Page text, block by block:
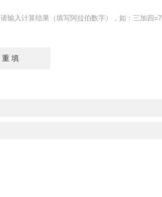
请输入计算结果（填写阿拉伯数字），如：三加四=7